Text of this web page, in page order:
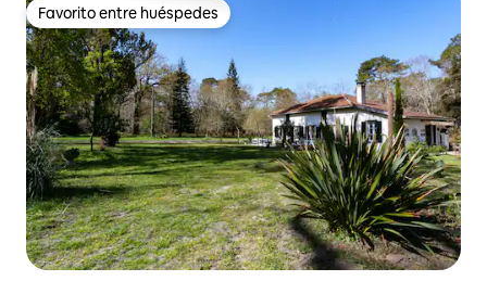
Favorito entre huéspedes
Favorito entre huéspedes